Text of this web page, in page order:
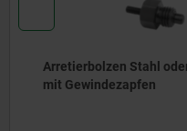
Arretierbolzen Stahl
Edelstahl-Zugring